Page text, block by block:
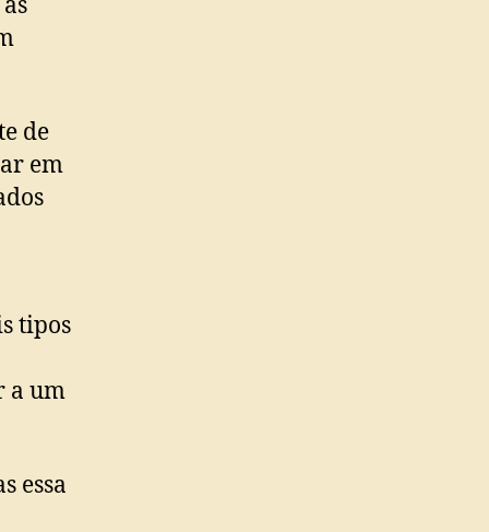
de
em
tipos
a um
essa